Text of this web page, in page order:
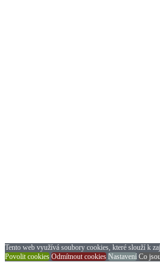
Tento web využívá soubory cookies, které slouží k
Povolit cookies Odmítnout cookies Nastavení Co